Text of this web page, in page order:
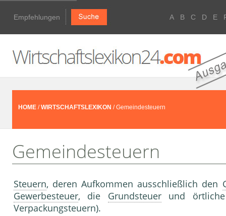
Empfehlungen A B C D E
HOME /WIRTSCHAFTSLEXIKON / Gemeindesteuern
Gemeindesteuern
Steuern, deren Aufkommen ausschließlich den
Gewerbesteuer, die Grundsteuerund
Verpackungsteuern).